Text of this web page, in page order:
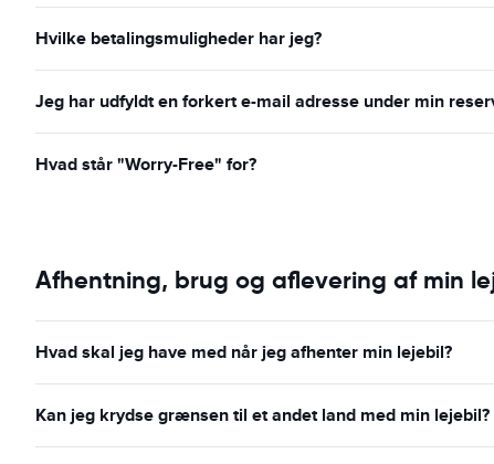
Hvilke betalingsmuligheder har jeg?
Jeg har udfyldt en forkert e-mail adresse under min
Hvad står "Worry-Free" for?
Afhentning, brug og aflevering af min
Hvad skal jeg have med når jeg afhenter min lejebil?
Kan jeg krydse grænsen til et andet land med min lejebil?